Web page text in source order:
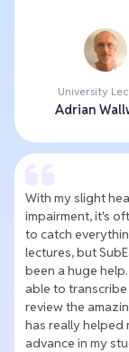
University
Adrian
With my slight
impairment, it's
to catch
lectures, but
been a huge
able to
review the
has really helped
advance in my